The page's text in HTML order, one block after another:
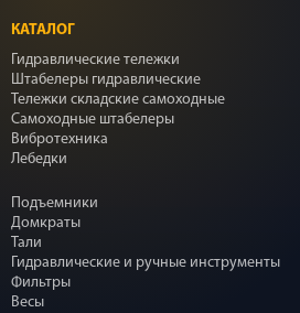
КАТАЛОГ
Гидравлические тележки
Штабелеры гидравлические
Тележки складские самоходные
Самоходные штабелеры
Вибротехника
Лебедки
Подъемники
Домкраты
Тали
Гидравлические и ручные инструменты
Фильтры
Весы